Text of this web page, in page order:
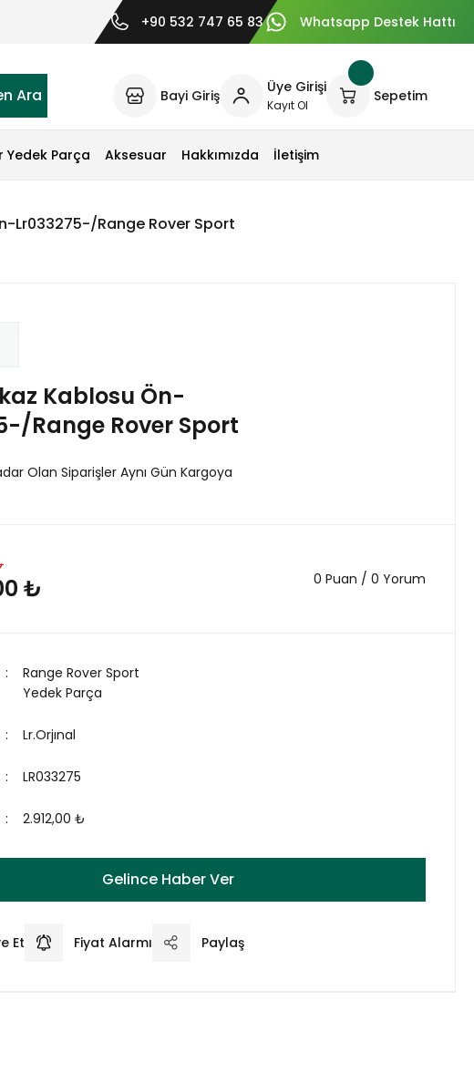
+90 532 747 65 83 Whatsapp Destek Hattı
Ara Bayi Giriş Üye Girişi
Kayıt Ol
Sepetim
Yedek Parça Aksesuar Hakkımızda İletişim
Lr033275-/Range Rover Sport
Kablosu Ön-
Range Rover Sport
Olan Siparişler Aynı Gün Kargoya
₺ 0 Puan / 0 Yorum
Range Rover Sport
Yedek Parça
Lr.Orjınal
LR033275
2.912,00 ₺
Gelince Haber Ver
Et Fiyat Alarmı Paylaş